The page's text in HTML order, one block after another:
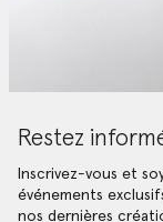
Restez
Inscrivez-vous et
événements
nos dernières